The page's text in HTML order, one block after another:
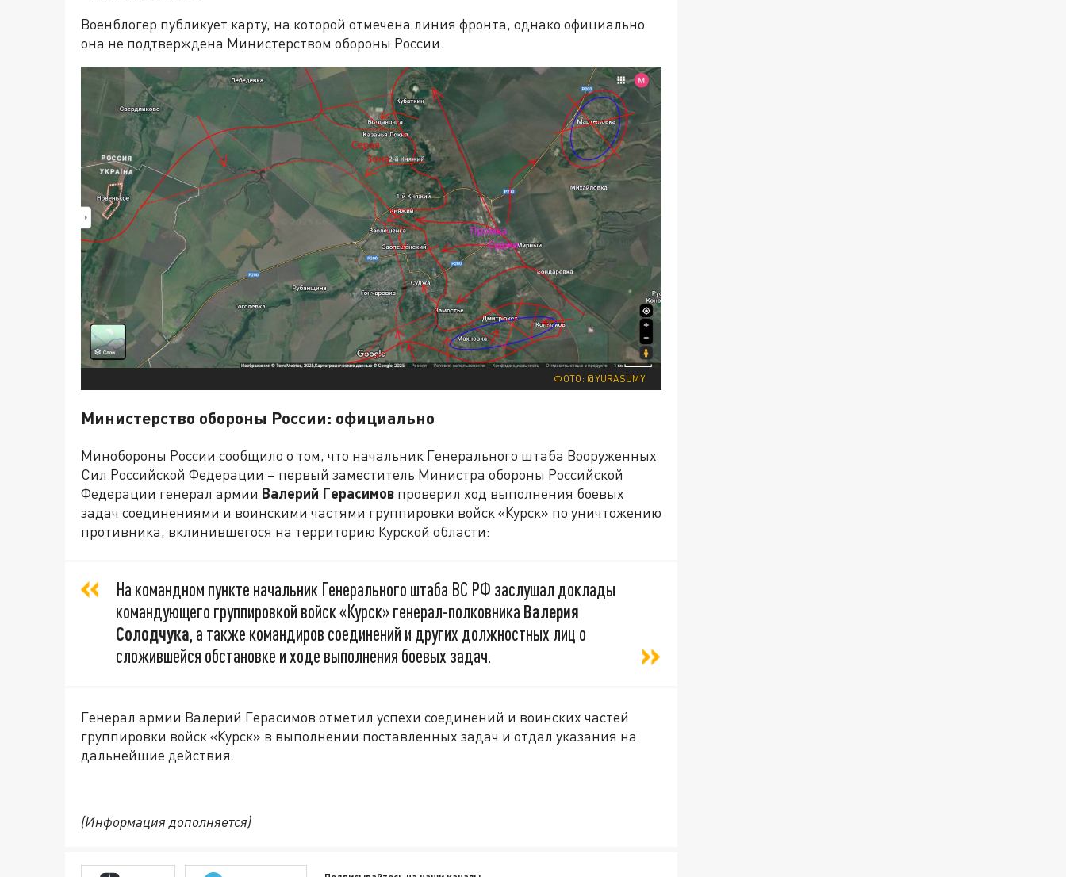
Военблогер публикует карту, на которой отмечена линия фронта, однако официально
она не подтверждена Министерством обороны России.
ФОТО: @YURASUMY
Министерство обороны России: официально
Минобороны России сообщило о том, что начальник Генерального штаба Вооруженных
Сил Российской Федерации – первый заместитель Министра обороны Российской
Федерации генерал армии Валерий Герасимов проверил ход выполнения боевых
задач соединениями и воинскими частями группировки войск «Курск» по уничтожению
противника, вклинившегося на территорию Курской области:
На командном пункте начальник Генерального штаба ВС РФ заслушал доклады
командующего группировкой войск «Курск» генерал-полковника Валерия
Солодчука , а также командиров соединений и других должностных лиц о
сложившейся обстановке и ходе выполнения боевых задач.
Генерал армии Валерий Герасимов отметил успехи соединений и воинских частей
группировки войск «Курск» в выполнении поставленных задач и отдал указания на
дальнейшие действия.
(Информация дополняется)